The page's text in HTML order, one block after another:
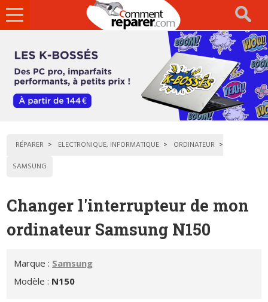
Ouvrir
le
RÉPARER ELECTRONIQUE, INFORMATIQUE
ORDINATEUR
SAMSUNG
Changer l'interrupteur de mon
ordinateur Samsung N150
Marque : Samsung
Modèle : N150